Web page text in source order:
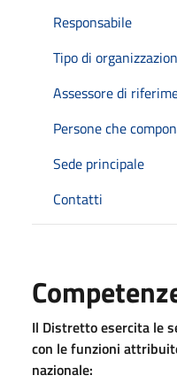
Responsabile
Tipo di
Assessore di
Persone che
Sede principale
Contatti
Il Distretto esercita le
con le funzioni
nazionale: